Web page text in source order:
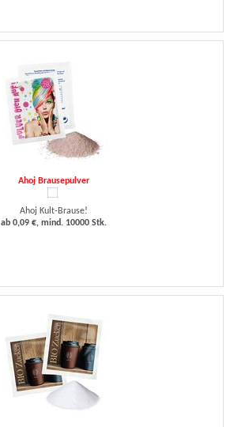
Ahoj Brausepulver
Ahoj Kult-Brause!
ab 0,09 €, mind. 10000 Stk.